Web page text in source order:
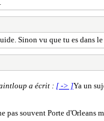
Sinon vu que tu es dans
a écrit : [ -> ]Ya un
pas souvent Porte d'Orleans